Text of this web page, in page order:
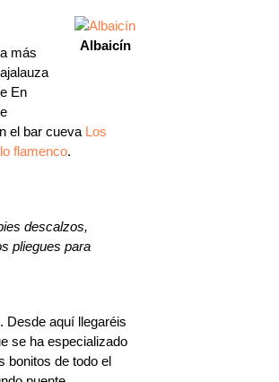
Albaicín
más
En
el bar cueva Los
flamenco.
descalzos,
pliegues para
Desde aquí llegaréis
se ha especializado
bonitos de todo el